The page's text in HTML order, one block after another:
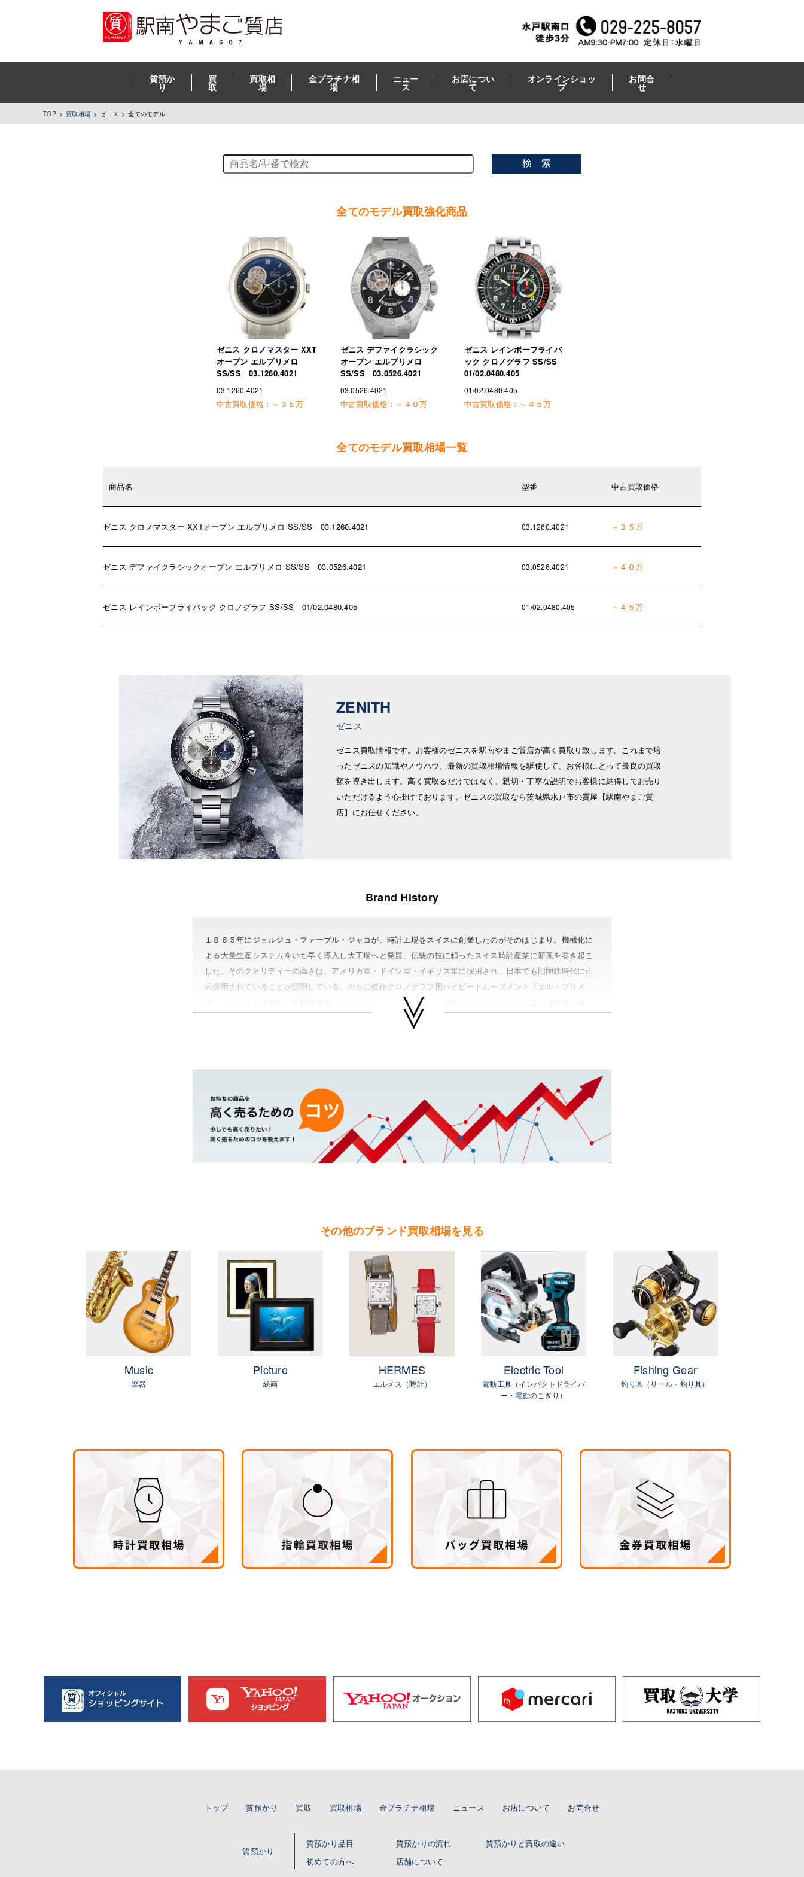
質預か
り
買
取
買取相
場
金プラチナ相
場
ニュー
ス
お店につい
て
オンラインショッ
プ
お問合
せ
TOP 買取相場 ゼニス 全てのモデル
検 索
全てのモデル買取強化商品
ゼニス クロノマスター XXT
オープン エルプリメロ
SS/SS 03.1260.4021
03.1260.4021
中古買取価格： ～３５万
ゼニス デファイクラシック
オープン エルプリメロ
SS/SS 03.0526.4021
03.0526.4021
中古買取価格： ～４０万
ゼニス レインボーフライバ
ック クロノグラフ SS/SS
01/02.0480.405
01/02.0480.405
中古買取価格： ～４５万
全てのモデル買取相場一覧
商品名 型番 中古買取価格
ゼニス クロノマスター XXTオープン エルプリメロ SS/SS 03.1260.4021 03.1260.4021 ～３５万
ゼニス デファイクラシックオープン エルプリメロ SS/SS 03.0526.4021 03.0526.4021 ～４０万
ゼニス レインボーフライバック クロノグラフ SS/SS 01/02.0480.405 01/02.0480.405 ～４５万
ZENITH
ゼニス
ゼニス買取情報です。お客様のゼニスを駅南やまご質店が高く買取り致します。これまで培
ったゼニスの知識やノウハウ、最新の買取相場情報を駆使して、お客様にとって最良の買取
額を導き出します。高く買取るだけではなく、親切・丁寧な説明でお客様に納得してお売り
いただけるよう心掛けております。ゼニスの買取なら茨城県水戸市の質屋【駅南やまご質
店】にお任せください。
Brand History
１８６５年にジョルジュ・ファーブル・ジャコが、時計工場をスイスに創業したのがそのはじまり。機械化に
よる大量生産システムをいち早く導入し大工場へと発展、伝統の技に頼ったスイス時計産業に新風を巻き起こ
した。そのクオリティーの高さは、アメリカ軍・ドイツ軍・イギリス軍に採用され、日本でも旧国鉄時代に正
式採用されていることが証明している。のちに傑作クロノグラフ用ハイビートムーブメント『エル・プリメ
ロ』（３６０００振動）を開発する。ロレックス社のデイトナのベースムーヴメントだったことは非常に有
名。それ以外にも、パネライやルイ・ヴィトンなどのムーブメント採用される名作。エル・プリメロをベース
にクロノグラフ機能を省略したムーブメント『エリート』も評価が高い。近年はクロノマスターオープンやデ
茨城県 県央地区（水戸市・ひたちなか市・茨城町・小美玉市・笠間市・東海村・大洗町・城里町）
茨城県 県北地区（北茨城市・高萩市・常陸太田市・大子町・日立市・常陸大宮市）
茨城県 鹿行地区（鉾田市・行方市・鹿嶋市・石岡市・潮来市・神栖市）
茨城県 県南地区（石岡市・かすみがうら市・土浦市・つくば市・阿見町・美浦町・稲敷市・牛久市・龍ヶ崎
市・取手市・利根町・河内町・つくばみらい市・守谷市）
その他のブランド買取相場を見る
Music
楽器
Picture
絵画
HERMES
エルメス（時計）
Electric Tool
電動工具（インパクトドライバ
ー・電動のこぎり）
Fishing Gear
釣り具（リール・釣り具）
トップ 質預かり 買取 買取相場 金プラチナ相場 ニュース お店について お問合せ
質預かり
質預かり品目 質預かりの流れ
質預かりと買取の違い
初めての方へ
店舗について